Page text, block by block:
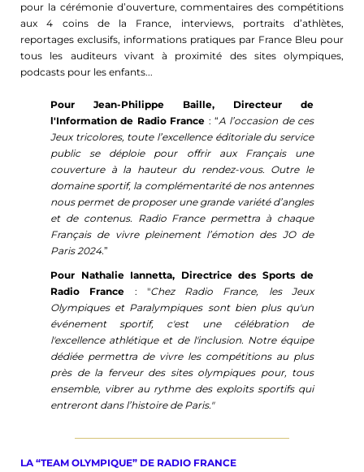
pour la cérémonie d’ouverture, commentaires des compétitions
aux 4 coins de la France, interviews, portraits d’athlètes,
reportages exclusifs, informations pratiques par France Bleu pour
tous les auditeurs vivant à proximité des sites olympiques,
podcasts pour les enfants...
Pour Jean-Philippe Baille, Directeur de
l'Information de Radio France : “A l’occasion de ces
Jeux tricolores, toute l’excellence éditoriale du service
public se déploie pour offrir aux Français une
couverture à la hauteur du rendez-vous. Outre le
domaine sportif, la complémentarité de nos antennes
nous permet de proposer une grande variété d’angles
et de contenus. Radio France permettra à chaque
Français de vivre pleinement l’émotion des JO de
Paris 2024.”
Pour Nathalie Iannetta, Directrice des Sports de
Radio France
: "Chez Radio France, les Jeux
Olympiques et Paralympiques sont bien plus qu'un
événement sportif, c'est une célébration de
l'excellence athlétique et de l'inclusion. Notre équipe
dédiée permettra de vivre les compétitions au plus
près de la ferveur des sites olympiques pour, tous
ensemble, vibrer au rythme des exploits sportifs qui
entreront dans l’histoire de Paris."
LA “TEAM OLYMPIQUE” DE RADIO FRANCE